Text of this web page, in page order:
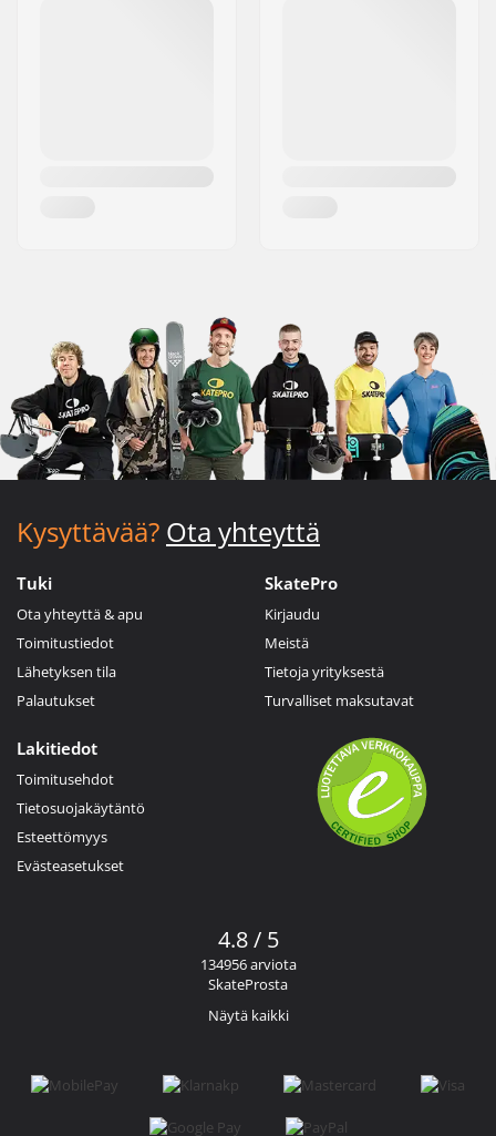
Kysyttävää? Ota yhteyttä
Tuki
Ota yhteyttä & apu
Toimitustiedot
Lähetyksen tila
Palautukset
SkatePro
Kirjaudu
Meistä
Tietoja yrityksestä
Turvalliset maksutavat
Lakitiedot
Toimitusehdot
Tietosuojakäytäntö
Esteettömyys
Evästeasetukset
4.8 / 5
134956 arviota
SkateProsta
Näytä kaikki